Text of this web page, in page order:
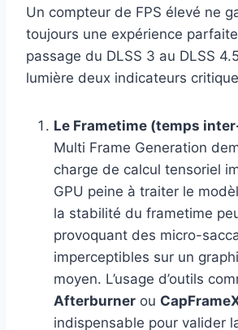
Un compteur de FPS élevé ne
toujours une expérience
passage du DLSS 3 au DLSS
lumière deux indicateurs
Le Frametime (temps
Multi Frame Generation
charge de calcul tensoriel
GPU peine à traiter le
la stabilité du frametime
provoquant des micro-
imperceptibles sur un
moyen. L’usage d’outils
Afterburner ou
indispensable pour valider